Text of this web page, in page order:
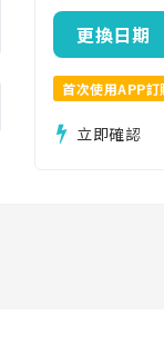
更換日期
首次使用APP
立即確認